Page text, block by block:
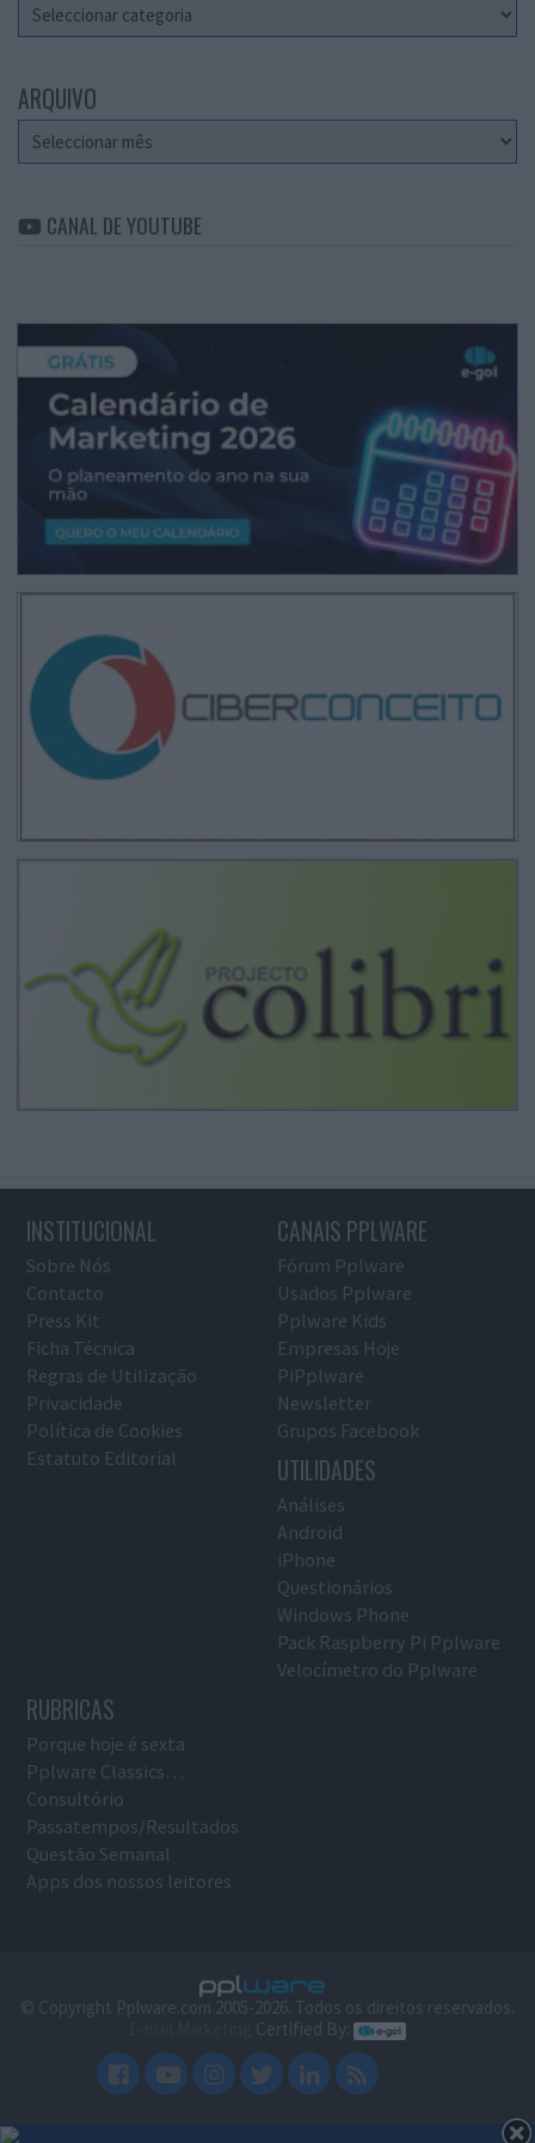
Categorias
ARQUIVO
Arquivo
CANAL DE YOUTUBE
INSTITUCIONAL
Sobre Nós
Contacto
Press Kit
Ficha Técnica
Regras de Utilização
Privacidade
Política de Cookies
Estatuto Editorial
CANAIS PPLWARE
Fórum Pplware
Usados Pplware
Pplware Kids
Empresas Hoje
PiPplware
Newsletter
Grupos Facebook
UTILIDADES
Análises
Android
iPhone
Questionários
Windows Phone
Pack Raspberry Pi Pplware
Velocímetro do Pplware
RUBRICAS
Porque hoje é sexta
Pplware Classics…
Consultório
Passatempos/Resultados
Questão Semanal
Apps dos nossos leitores
© Copyright Pplware.com 2005-2026. Todos os direitos reservados.
Certified By: